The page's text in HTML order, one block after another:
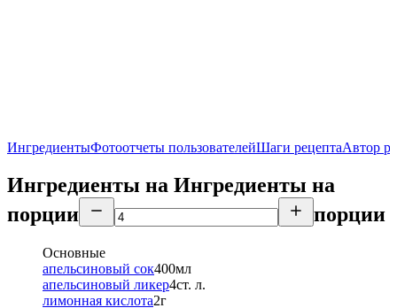
ИнгредиентыФотоотчеты пользователейШаги рецептаАвтор
Ингредиенты на Ингредиенты на
порции
порции
Основные
апельсиновый сок400мл
апельсиновый ликер4ст. л.
лимонная кислота2г